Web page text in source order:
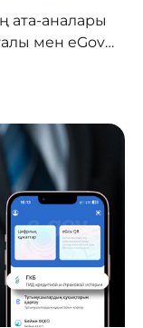
ата-аналары
мен eGov
қаражат
бастап
қате
етсе,